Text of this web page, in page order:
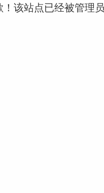
！该站点已经被管理